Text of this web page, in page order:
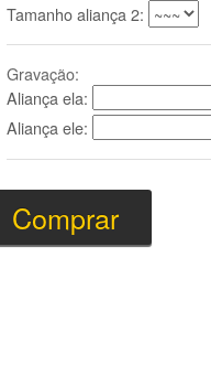
Tamanho aliança 2:
Gravação:
Aliança ela:
Aliança ele: